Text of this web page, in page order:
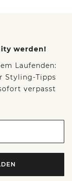
werden!
Laufenden:
Styling-Tipps
verpasst